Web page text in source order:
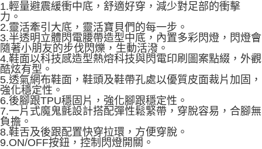
1.輕量避震緩衝中底，舒適好穿，減少對足部的衝擊
力。
2.靈活牽引大底，靈活寶貝們的每一步。
3.半透明立體閃電腰帶造型中底，內置多彩閃燈，閃燈會
隨著小朋友的步伐閃爍，生動活潑。
4.鞋面以科技感造型熱熔科技與閃電印刷圖案點綴，外觀
酷炫有型。
5.透氣網布鞋面，鞋頭及鞋帶孔處以優質皮面裁片加固，
強化穩定性。
6.後腳跟TPU穩固片，強化腳跟穩定性。
7.一片式魔鬼氈設計搭配彈性鬆緊帶，穿脫容易，合腳無
負擔。
8.鞋舌及後跟配置快穿拉環，方便穿脫。
9.ON/OFF按鈕，控制閃燈開關。